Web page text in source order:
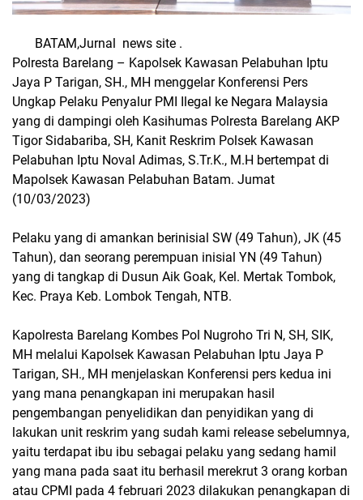
BATAM,Jurnal news site .
Polresta Barelang – Kapolsek Kawasan Pelabuhan Iptu
Jaya P Tarigan, SH., MH menggelar Konferensi Pers
Ungkap Pelaku Penyalur PMI Ilegal ke Negara Malaysia
yang di dampingi oleh Kasihumas Polresta Barelang AKP
Tigor Sidabariba, SH, Kanit Reskrim Polsek Kawasan
Pelabuhan Iptu Noval Adimas, S.Tr.K., M.H bertempat di
Mapolsek Kawasan Pelabuhan Batam. Jumat
(10/03/2023)
Pelaku yang di amankan berinisial SW (49 Tahun), JK (45
Tahun), dan seorang perempuan inisial YN (49 Tahun)
yang di tangkap di Dusun Aik Goak, Kel. Mertak Tombok,
Kec. Praya Keb. Lombok Tengah, NTB.
Kapolresta Barelang Kombes Pol Nugroho Tri N, SH, SIK,
MH melalui Kapolsek Kawasan Pelabuhan Iptu Jaya P
Tarigan, SH., MH menjelaskan Konferensi pers kedua ini
yang mana penangkapan ini merupakan hasil
pengembangan penyelidikan dan penyidikan yang di
lakukan unit reskrim yang sudah kami release sebelumnya,
yaitu terdapat ibu ibu sebagai pelaku yang sedang hamil
yang mana pada saat itu berhasil merekrut 3 orang korban
atau CPMI pada 4 februari 2023 dilakukan penangkapan di